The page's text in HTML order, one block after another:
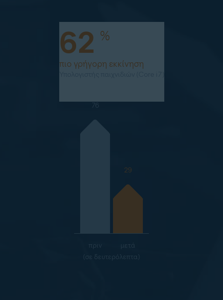
62 %
πιο γρήγορη εκκίνηση
76
29
πριν
μετά
(σε δευτερόλεπτα)